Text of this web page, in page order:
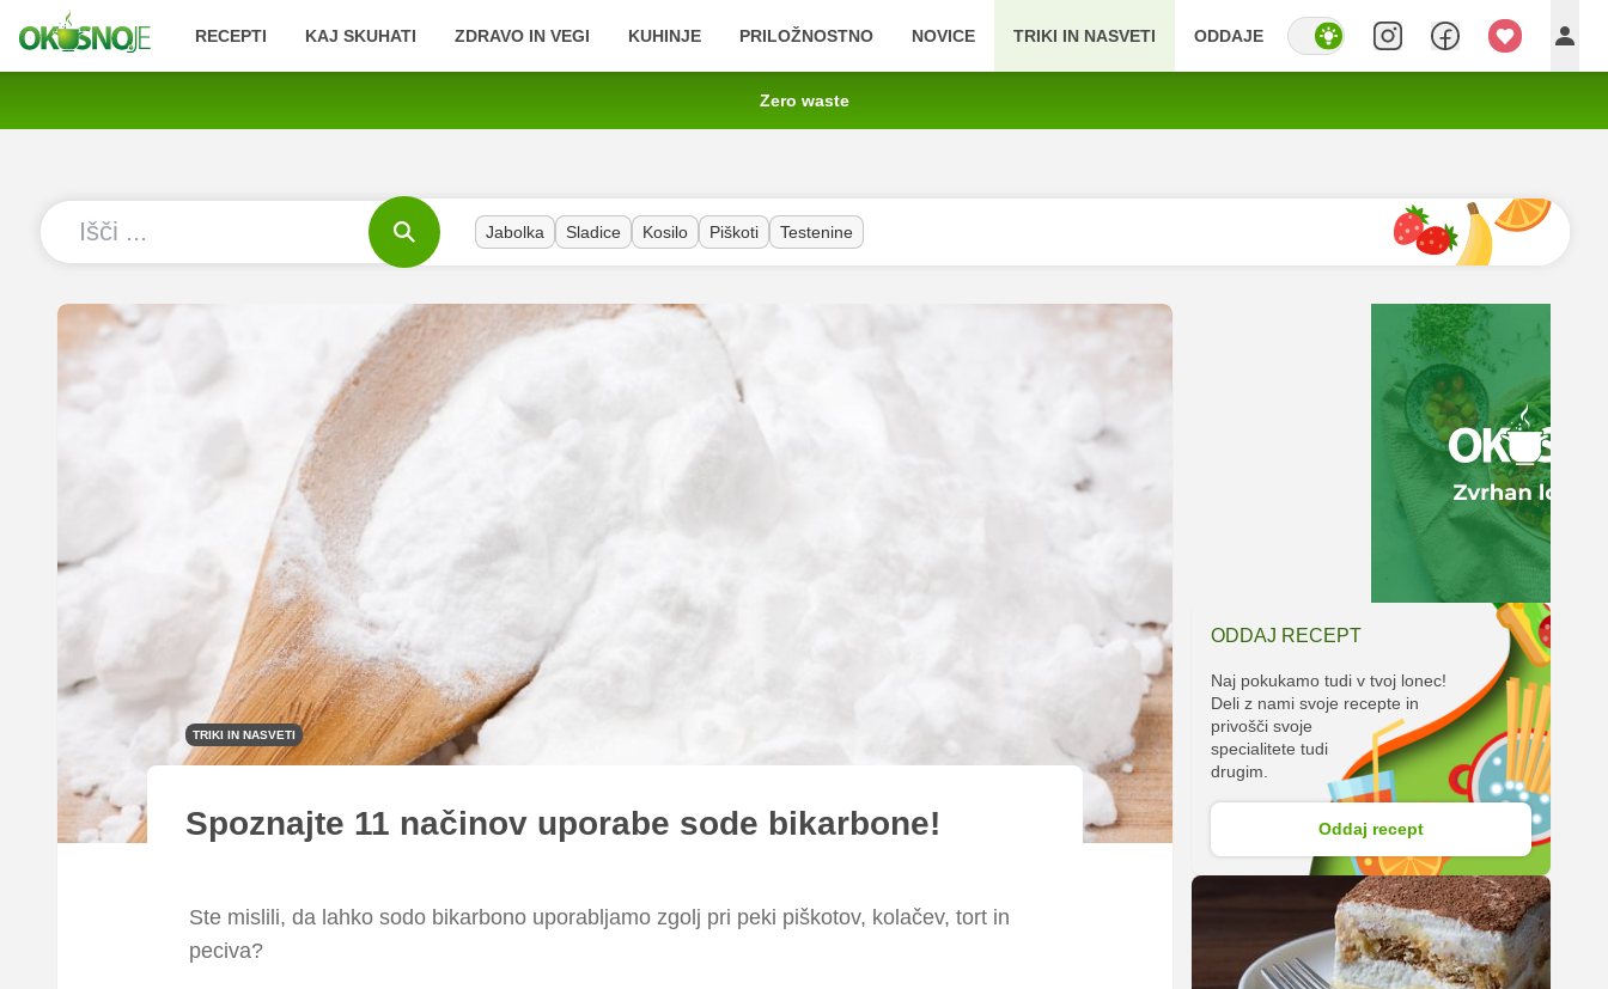
RECEPTI KAJ SKUHATI ZDRAVO IN VEGI KUHINJE PRILOŽNOSTNO NOVICE TRIKI IN NASVETI ODDAJE
Zero waste
Jabolka Sladice Kosilo Piškoti Testenine
TRIKI IN NASVETI
Spoznajte 11 načinov uporabe sode bikarbone!
Ste mislili, da lahko sodo bikarbono uporabljamo zgolj pri peki piškotov, kolačev, tort in
peciva?
ODDAJ RECEPT
Naj pokukamo tudi v tvoj lonec!
Deli z nami svoje recepte in
privošči svoje
specialitete tudi
drugim.
Oddaj recept